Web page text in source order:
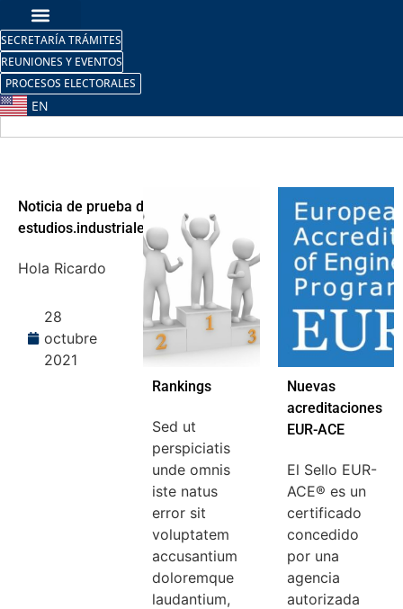
SECRETARÍA TRÁMITES
REUNIONES Y EVENTOS
PROCESOS ELECTORALES
EN
Noticia de prueba de
estudios.industriales
Hola Ricardo
28
octubre
2021
Rankings
Sed ut
perspiciatis
unde omnis
iste natus
error sit
voluptatem
accusantium
doloremque
laudantium,
Nuevas
acreditaciones
EUR-ACE
El Sello EUR-
ACE® es un
certificado
concedido
por una
agencia
autorizada